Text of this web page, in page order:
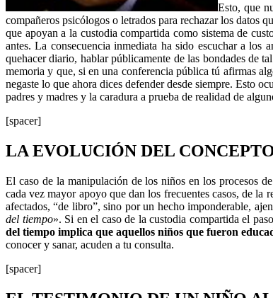
Esto, que
compañeros psicólogos o letrados para rechazar los datos
que apoyan a la custodia compartida como sistema de
antes. La consecuencia inmediata ha sido escuchar a
quehacer diario, hablar públicamente de las bondades de
memoria y que, si en una conferencia pública tú afirmas
negaste lo que ahora dices defender desde siempre. Esto
padres y madres y la caradura a prueba de realidad de
[spacer]
LA EVOLUCIÓN DEL
El caso de la manipulación de los niños en los procesos
cada vez mayor apoyo que dan los frecuentes casos, de la
afectados, “de libro”, sino por un hecho imponderable,
del tiempo». Si en el caso de la custodia compartida el
del tiempo implica que aquellos niños que fueron
conocer y sanar, acuden a tu consulta.
[spacer]